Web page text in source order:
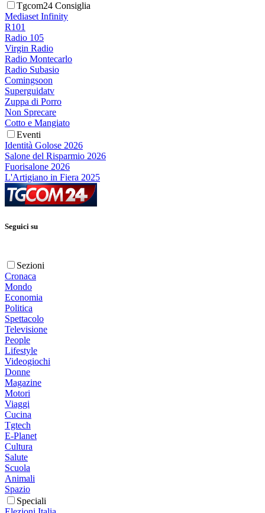
Tgcom24 Consiglia
Mediaset Infinity
R101
Radio 105
Virgin Radio
Radio Montecarlo
Radio Subasio
Comingsoon
Superguidatv
Zuppa di Porro
Non Sprecare
Cotto e Mangiato
Eventi
Identità Golose 2026
Salone del Risparmio 2026
Fuorisalone 2026
L'Artigiano in Fiera 2025
Seguici su
Sezioni
Cronaca
Mondo
Economia
Politica
Spettacolo
Televisione
People
Lifestyle
Videogiochi
Donne
Magazine
Motori
Viaggi
Cucina
Tgtech
E-Planet
Cultura
Salute
Scuola
Animali
Spazio
Speciali